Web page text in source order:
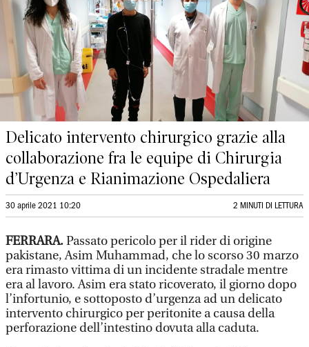
Delicato intervento chirurgico grazie alla
collaborazione fra le equipe di Chirurgia
d’Urgenza e Rianimazione Ospedaliera
30 aprile 2021 10:20 2 MINUTI DI LETTURA
FERRARA.Passato pericolo per il rider di origine
pakistane, Asim Muhammad, che lo scorso 30 marzo
era rimasto vittima di un incidente stradale mentre
era al lavoro. Asim era stato ricoverato, il giorno dopo
l’infortunio, e sottoposto d’urgenza ad un delicato
intervento chirurgico per peritonite a causa della
perforazione dell’intestino dovuta alla caduta.